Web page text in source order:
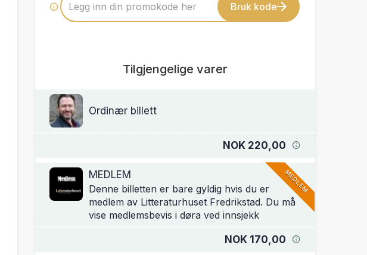
Bruk kode
Tilgjengelige varer
Ordinær billett
NOK 220,00
MEDLEM
Denne billetten er bare gyldig hvis du er
medlem av Litteraturhuset Fredrikstad. Du må
vise medlemsbevis i døra ved innsjekk
NOK 170,00
MEDLEM